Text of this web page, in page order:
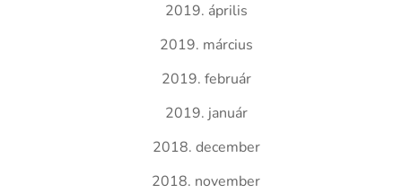
2019. április
2019. március
2019. február
2019. január
2018. december
2018. november